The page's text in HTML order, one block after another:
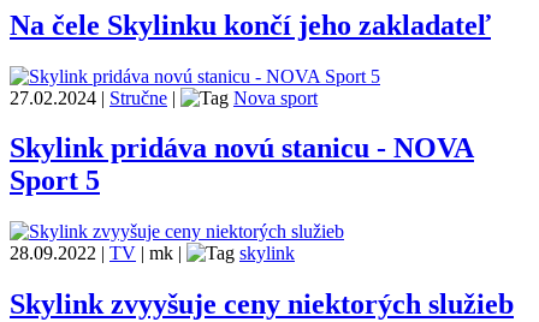
Na čele Skylinku končí jeho zakladateľ
27.02.2024 | Stručne | Nova sport
Skylink pridáva novú stanicu - NOVA
Sport 5
28.09.2022 | TV | mk | skylink
Skylink zvyyšuje ceny niektorých služieb